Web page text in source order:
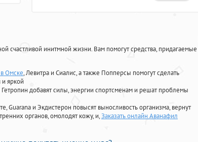
счастливой инитмной жизни. Вам помогут средства, придагаемые
Омске, Левитра и Сиалис, а также Попперсы помогут сделать
яркой
добавят силы, энергии спортсменам и решат проблемы
Guarana и Экдистерон повысят выносливость организма, вернут
органов, омолодят кожу, и,Заказать онлайн Аванафил